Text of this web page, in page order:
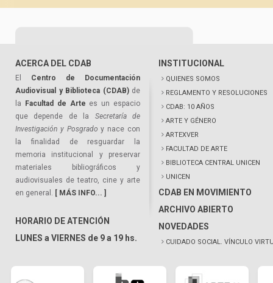
ACERCA DEL CDAB
El Centro de Documentación
Audiovisual y Biblioteca (CDAB)de
la
Facultad de Arte es un espacio
que depende de la Secretaría de
Investigación y Posgrado y nace con
la finalidad de resguardar la
memoria institucional y preservar
materiales bibliográficos y
audiovisuales de teatro, cine y arte
en general. [ MÁS INFO... ]
HORARIO DE ATENCIÓN
LUNES a VIERNES de 9 a 19 hs.
INSTITUCIONAL
QUIENES SOMOS
REGLAMENTO Y RESOLUCIONES
CDAB: 10 AÑOS
ARTE Y GÉNERO
ARTEXVER
FACULTAD DE ARTE
BIBLIOTECA CENTRAL UNICEN
UNICEN
CDAB EN MOVIMIENTO
ARCHIVO ABIERTO
NOVEDADES
CUIDADO SOCIAL. VÍNCULO